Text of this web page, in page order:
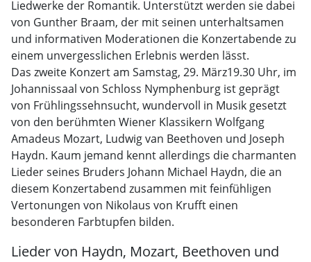
Liedwerke der Romantik. Unterstützt werden sie dabei
von Gunther Braam, der mit seinen unterhaltsamen
und informativen Moderationen die Konzertabende zu
einem unvergesslichen Erlebnis werden lässt.
Das zweite Konzert am Samstag, 29. März19.30 Uhr, im
Johannissaal von Schloss Nymphenburg ist geprägt
von Frühlingssehnsucht, wundervoll in Musik gesetzt
von den berühmten Wiener Klassikern Wolfgang
Amadeus Mozart, Ludwig van Beethoven und Joseph
Haydn. Kaum jemand kennt allerdings die charmanten
Lieder seines Bruders Johann Michael Haydn, die an
diesem Konzertabend zusammen mit feinfühligen
Vertonungen von Nikolaus von Krufft einen
besonderen Farbtupfen bilden.
Lieder von Haydn, Mozart, Beethoven und